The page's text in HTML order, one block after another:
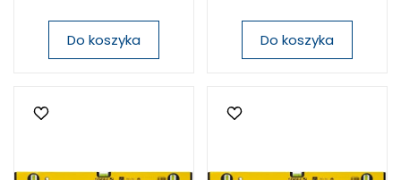
Do koszyka Do koszyka